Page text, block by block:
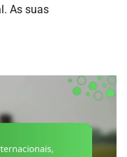
As suas